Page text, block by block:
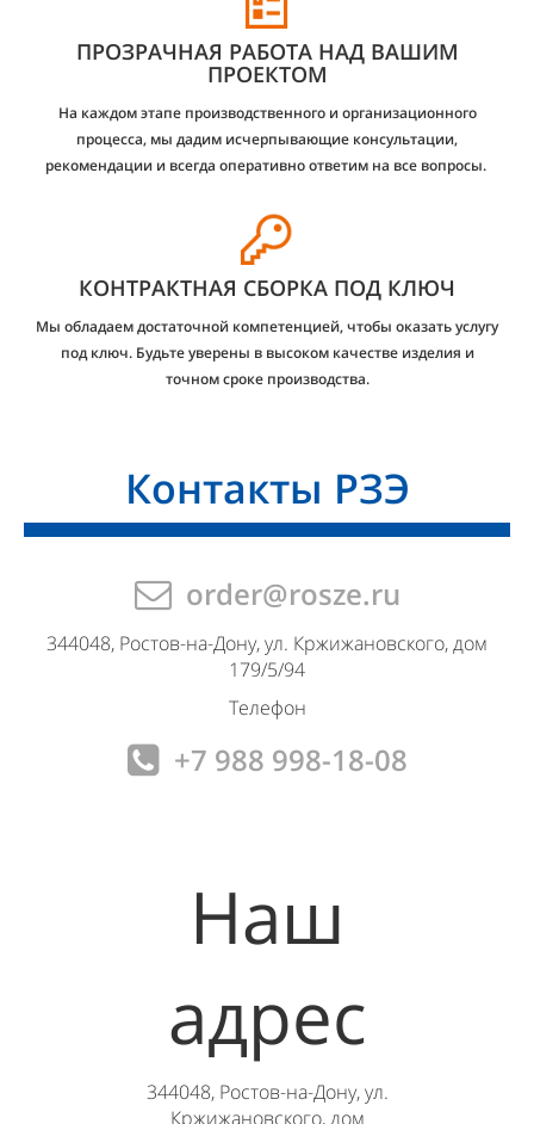
ПРОЗРАЧНАЯ РАБОТА НАД ВАШИМ
ПРОЕКТОМ
На каждом этапе производственного и организационного
процесса, мы дадим исчерпывающие консультации,
рекомендации и всегда оперативно ответим на все вопросы.
КОНТРАКТНАЯ СБОРКА ПОД КЛЮЧ
Мы обладаем достаточной компетенцией, чтобы оказать услугу
под ключ. Будьте уверены в высоком качестве изделия и
точном сроке производства.
Контакты РЗЭ
order@rosze.ru
344048, Ростов-на-Дону, ул. Кржижановского, дом
179/5/94
Телефон
+7 988 998-18-08
Наш
адрес
344048, Ростов-на-Дону, ул.
Кржижановского, дом